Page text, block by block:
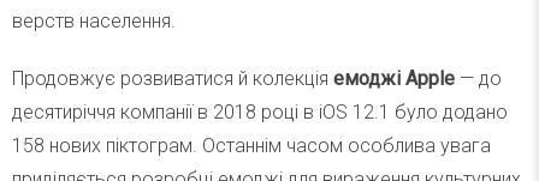
верств населення.
Продовжує розвиватися й колекція емоджі Apple — до
десятиріччя компанії в 2018 році в iOS 12.1 було додано
158 нових піктограм. Останнім часом особлива увага